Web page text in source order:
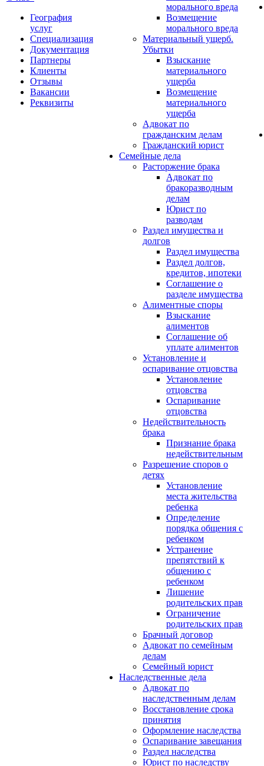
География
услуг
Специализация
Документация
Партнеры
Клиенты
Отзывы
Вакансии
Реквизиты
морального вреда
Возмещение
морального вреда
Материальный ущерб.
Убытки
Взыскание
материального
ущерба
Возмещение
материального
ущерба
Адвокат по
гражданским делам
Гражданский юрист
Семейные дела
Расторжение брака
Адвокат по
бракоразводным
делам
Юрист по
разводам
Раздел имущества и
долгов
Раздел имущества
Раздел долгов,
кредитов, ипотеки
Соглашение о
разделе имущества
Алиментные споры
Взыскание
алиментов
Соглашение об
уплате алиментов
Установление и
оспаривание отцовства
Установление
отцовства
Оспаривание
отцовства
Недействительность
брака
Признание брака
недействительным
Разрешение споров о
детях
Установление
места жительства
ребенка
Определение
порядка общения с
ребенком
Устранение
препятствий к
общению с
ребенком
Лишение
родительских прав
Ограничение
родительских прав
Брачный договор
Адвокат по семейным
делам
Семейный юрист
Наследственные дела
Адвокат по
наследственным делам
Восстановление срока
принятия
Оформление наследства
Оспаривание завещания
Раздел наследства
Юрист по наследству